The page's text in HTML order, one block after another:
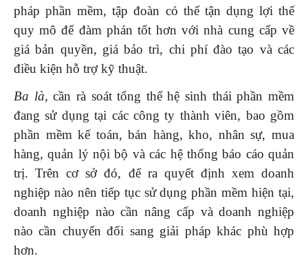
pháp phần mềm, tập đoàn có thể tận dụng lợi thế
quy mô để đàm phán tốt hơn với nhà cung cấp về
giá bản quyền, giá bảo trì, chi phí đào tạo và các
điều kiện hỗ trợ kỹ thuật.
Ba là, cần rà soát tổng thể hệ sinh thái phần mềm
đang sử dụng tại các công ty thành viên, bao gồm
phần mềm kế toán, bán hàng, kho, nhân sự, mua
hàng, quản lý nội bộ và các hệ thống báo cáo quản
trị. Trên cơ sở đó, để ra quyết định xem doanh
nghiệp nào nên tiếp tục sử dụng phần mềm hiện tại,
doanh nghiệp nào cần nâng cấp và doanh nghiệp
nào cần chuyển đổi sang giải pháp khác phù hợp
hơn.